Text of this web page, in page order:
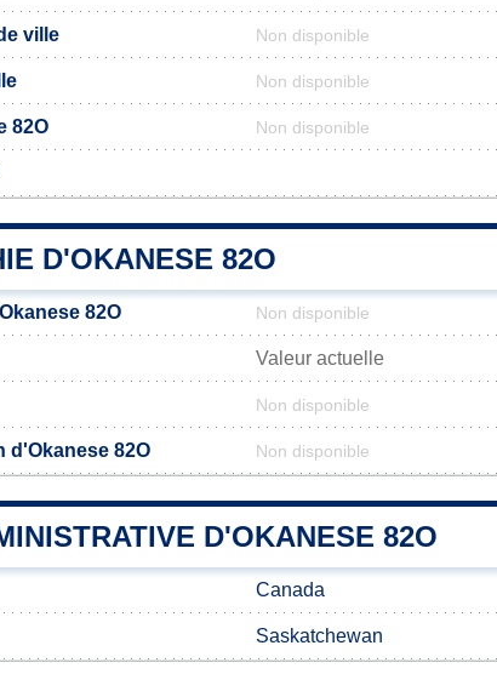
ville Non disponible
Non disponible
82O Non disponible
D'OKANESE 82O
82O Non disponible
Valeur actuelle
Non disponible
d'Okanese 82O Non disponible
D'OKANESE 82O
Canada
Saskatchewan